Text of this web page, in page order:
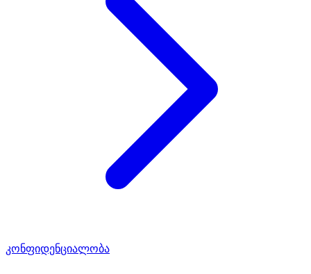
კონფიდენციალობა